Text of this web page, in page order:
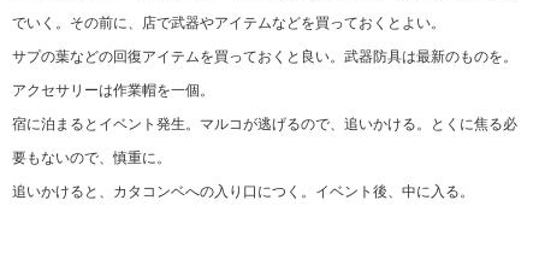
でいく。その前に、店で武器やアイテムなどを買っておくとよい。
サプの葉などの回復アイテムを買っておくと良い。武器防具は最新のものを。
アクセサリーは作業帽を一個。
宿に泊まるとイベント発生。マルコが逃げるので、追いかける。とくに焦る必
要もないので、慎重に。
追いかけると、カタコンベへの入り口につく。イベント後、中に入る。